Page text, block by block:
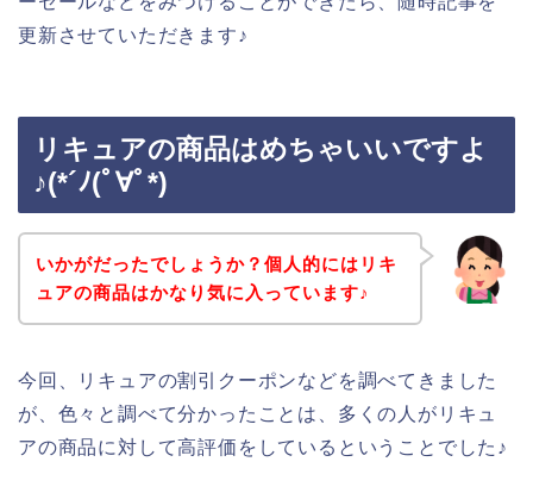
更新させていただきます♪
リキュアの商品はめちゃいいですよ
♪(*´ﾉ(ﾟ∀ﾟ*)
いかがだったでしょうか？個人的にはリキ
ュアの商品はかなり気に入っています♪
今回、リキュアの割引クーポンなどを調べてきました
が、色々と調べて分かったことは、多くの人がリキュ
アの商品に対して高評価をしているということでした♪